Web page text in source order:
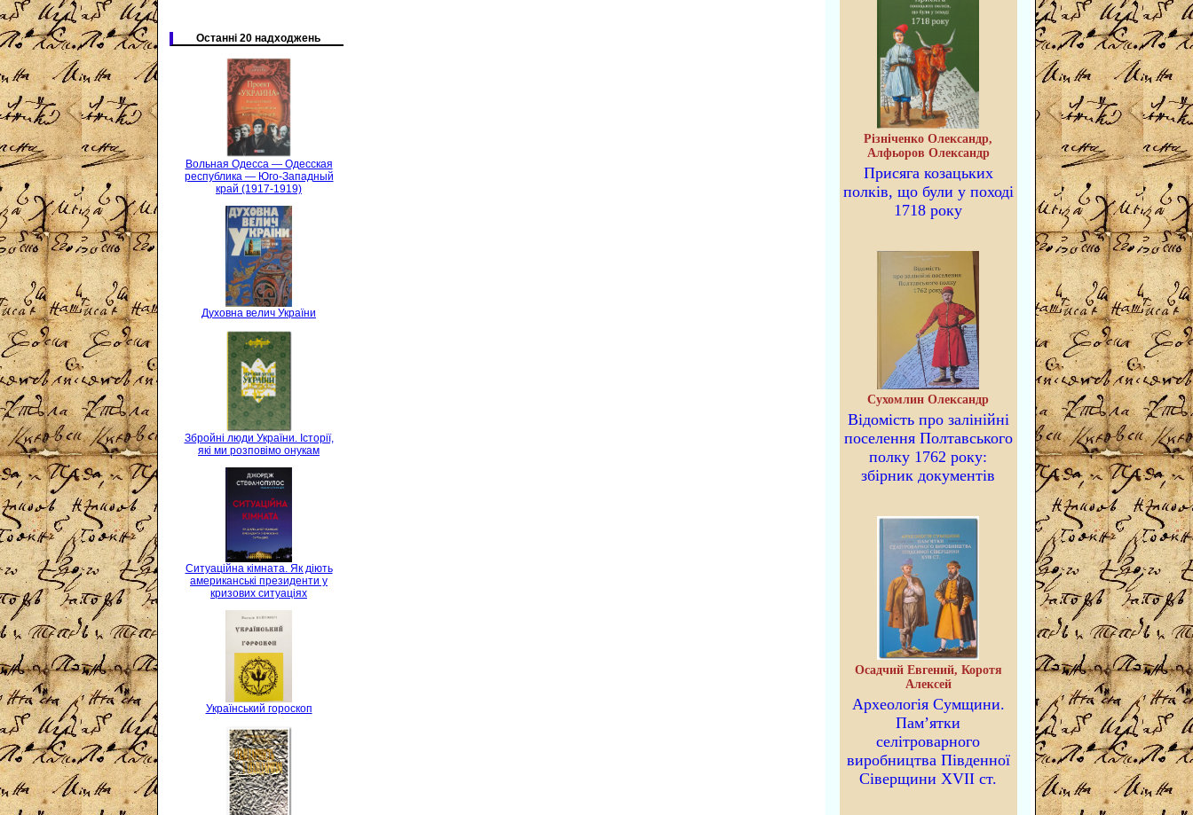
Останні 20 надходжень
Вольная Одесса — Одесская
республика — Юго-Западный
край (1917-1919)
Духовна велич України
Збройні люди України. Історії,
які ми розповімо онукам
Ситуаційна кімната. Як діють
американські президенти у
кризових ситуаціях
Український гороскоп
Різніченко Олександр,
Алфьоров Олександр
Присяга козацьких
полків, що були у поході
1718 року
Сухомлин Олександр
Відомість про залінійні
поселення Полтавського
полку 1762 року:
збірник документів
Осадчий Евгений, Коротя
Алексей
Археологія Сумщини.
Пам’ятки
селітроварного
виробництва Південної
Сіверщини XVII ст.